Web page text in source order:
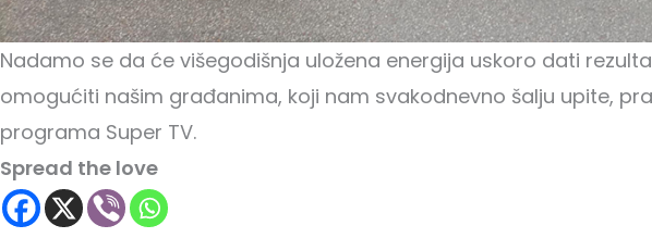
Nadamo se da će višegodišnja uložena energija uskoro dati
omogućiti našim građanima, koji nam svakodnevno šalju upite,
programa Super TV.
Spread the love